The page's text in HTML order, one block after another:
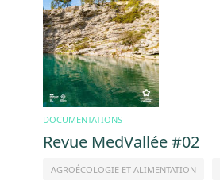
DOCUMENTATIONS
Revue MedVallée #02
AGROÉCOLOGIE ET ALIMENTATION